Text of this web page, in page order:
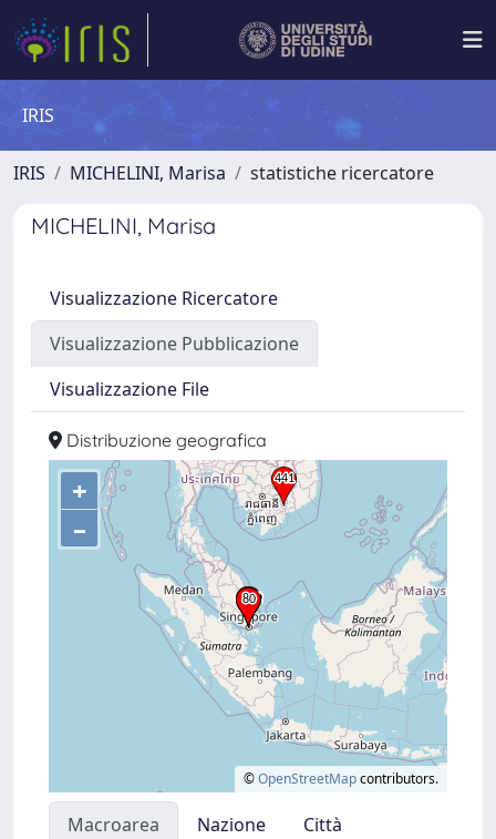
IRIS
IRIS MICHELINI, Marisa statistiche ricercatore
MICHELINI, Marisa
Visualizzazione Ricercatore
Visualizzazione Pubblicazione
Visualizzazione File
Distribuzione geografica
+
–
©OpenStreetMapcontributors.
Macroarea Nazione
Città